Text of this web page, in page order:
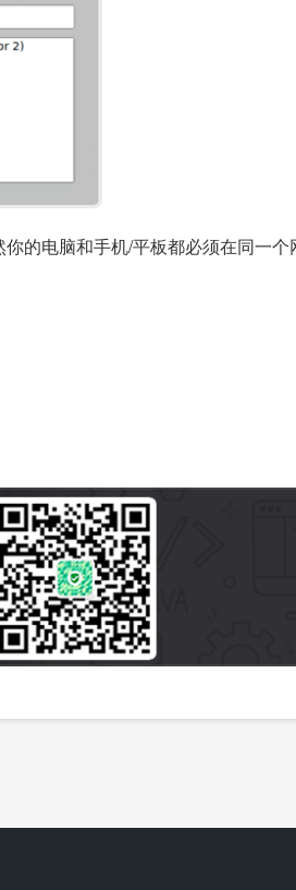
的电脑和手机/平板都必须在同一个